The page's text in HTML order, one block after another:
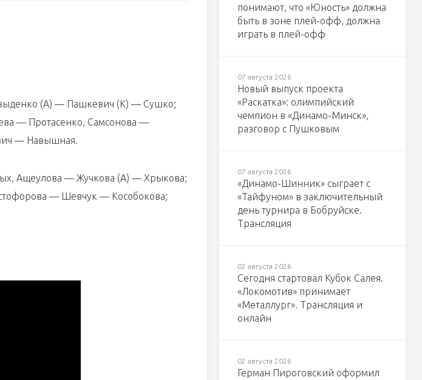
(А) — Пашкевич (К) — Сушко;
— Протасенко, Самсонова —
— Навышная.
Ащеулова — Жучкова (А) — Хрыкова;
— Шевчук — Кособокова;
понимают, что «Юность» должна
быть в зоне плей-офф, должна
играть в плей-офф
07 августа 2026
Новый выпуск проекта
«Раскатка»: олимпийский
чемпион в «Динамо-Минск»,
разговор с Пушковым
07 августа 2026
«Динамо-Шинник» сыграет с
«Тайфуном» в заключительный
день турнира в Бобруйске.
Трансляция
02 августа 2026
Сегодня стартовал Кубок Салея.
«Локомотив» принимает
«Металлург». Трансляция и
онлайн
02 августа 2026
Герман Пироговский оформил